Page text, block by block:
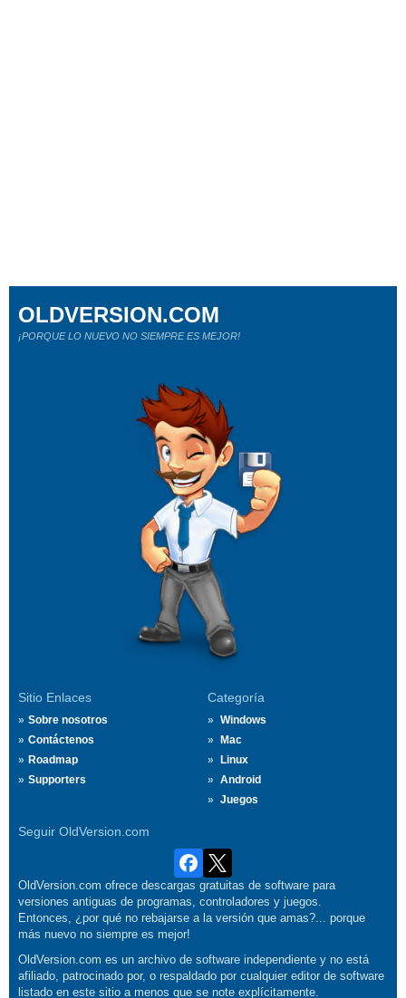
Sitio Enlaces
Sobre nosotros
Contáctenos
Roadmap
Supporters
Categoría
Windows
Mac
Linux
Android
Juegos
Seguir OldVersion.com
OLDVERSION.COM
¡PORQUE LO NUEVO NO SIEMPRE ES MEJOR!
OldVersion.com ofrece descargas gratuitas de software para
versiones antiguas de programas, controladores y juegos.
Entonces, ¿por qué no rebajarse a la versión que amas?... porque
más nuevo no siempre es mejor!
OldVersion.com es un archivo de software independiente y no está
afiliado, patrocinado por, o respaldado por cualquier editor de software
listado en este sitio a menos que se note explícitamente.